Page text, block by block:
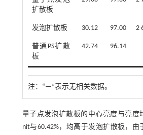
扩散板
发泡扩散板 30.12 97.00 2
普通PS扩散
板
42.74 96.14
注： “—”表示无相关数据。
量子点发泡扩散板的中心亮度与亮度
nit与60.42%，均高于发泡扩散板，由